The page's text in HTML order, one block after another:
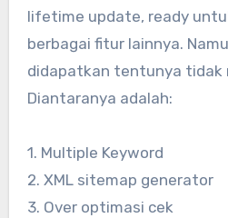
lifetime update, ready
berbagai fitur lainnya.
didapatkan tentunya tidak
Diantaranya adalah:
1. Multiple Keyword
2. XML sitemap generator
3. Over optimasi cek